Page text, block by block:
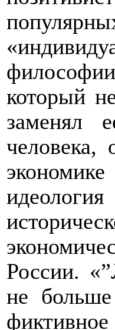
который
заменял
человека,
России.
не